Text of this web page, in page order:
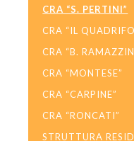
CRA “S. PERTINI”
CRA “IL
CRA “B.
CRA “MONTESE”
CRA “CARPINE”
CRA “RONCATI”
STRUTTURA